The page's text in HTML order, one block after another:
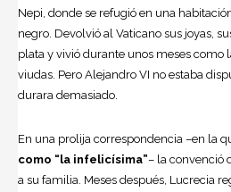
Nepi, donde se refugió en una
negro. Devolvió al Vaticano sus joyas,
plata y vivió durante unos meses como
viudas. Pero Alejandro VI no estaba
durara demasiado.
En una prolija correspondencia –en la
como “la infelicísima”– la convenció
a su familia. Meses después, Lucrecia